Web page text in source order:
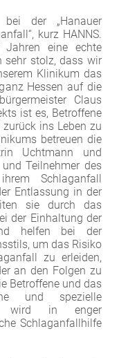
bei der „Hanauer
kurz HANNS.
eine echte
sehr stolz, dass wir
Klinikum das
Hessen auf die
Claus
ist es, Betroffene
ins Leben zu
betreuen die
Uchtmann und
Teilnehmer des
Schlaganfall
Entlassung in der
sie durch das
der Einhaltung der
helfen bei der
um das Risiko
zu erleiden,
an den Folgen zu
Betroffene und das
und spezielle
wird in enger
Schlaganfallhilfe